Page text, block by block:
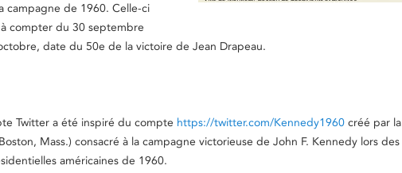
campagne de 1960. Celle-ci
à compter du 30 septembre
date du 50e de la victoire de Jean Drapeau.
Twitter a été inspiré du compte https://twitter.com/Kennedy1960 créé par la
Mass.) consacré à la campagne victorieuse de John F. Kennedy lors des
américaines de 1960.